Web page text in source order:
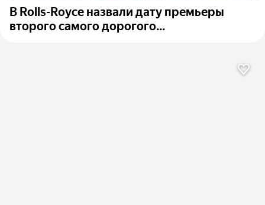
В Rolls-Royce назвали дату премьеры
второго самого дорогого...